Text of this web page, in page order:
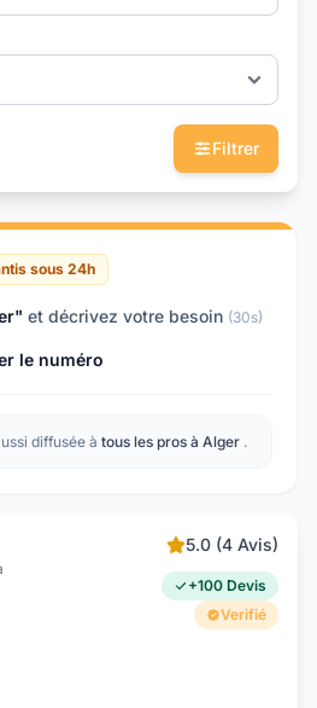
Filtrer
sous 24h
et décrivez votre besoin (30s)
le numéro
diffusée à tous les pros à Alger .
5.0 (4 Avis)
+100 Devis
Verifié